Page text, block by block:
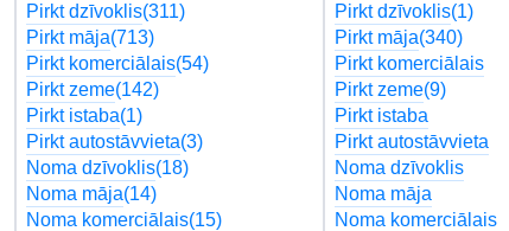
Pirkt dzīvoklis(311)
Pirkt māja(713)
Pirkt komerciālais(54)
Pirkt zeme(142)
Pirkt istaba(1)
Pirkt autostāvvieta(3)
Noma dzīvoklis(18)
Noma māja(14)
Noma komerciālais(15)
Pirkt dzīvoklis(1)
Pirkt māja(340)
Pirkt komerciālais
Pirkt zeme(9)
Pirkt istaba
Pirkt autostāvvieta
Noma dzīvoklis
Noma māja
Noma komerciālais